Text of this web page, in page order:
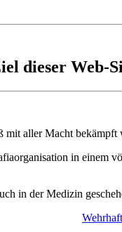
dieser Web-
aller Macht bekämpft
in
in der Medizin